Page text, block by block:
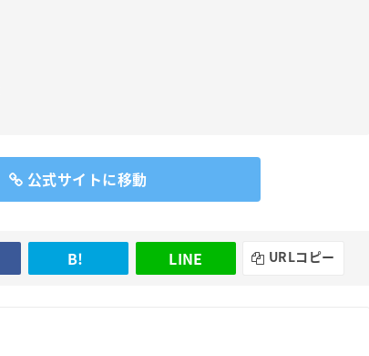
公式サイトに移動
B! LINE URLコピー